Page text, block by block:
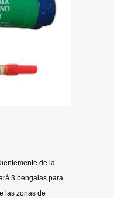
de la
3 bengalas para
las zonas de